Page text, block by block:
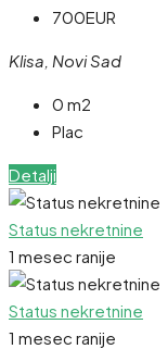
700EUR
Klisa, Novi Sad
0 m2
Plac
Detalji
Status nekretnine
1 mesec ranije
Status nekretnine
1 mesec ranije